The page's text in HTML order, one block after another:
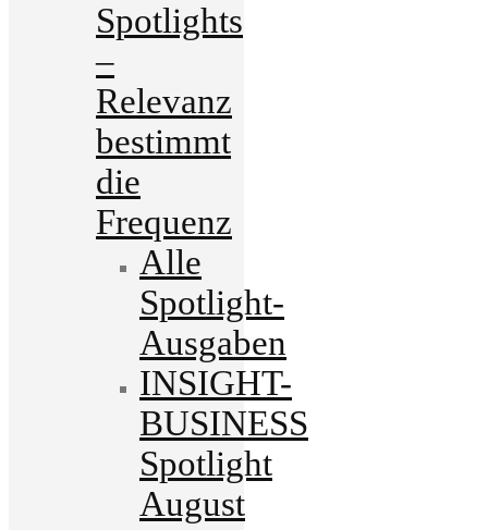
Spotlights
–
Relevanz
bestimmt
die
Frequenz
Alle
Spotlight-
Ausgaben
INSIGHT-
BUSINESS
Spotlight
August